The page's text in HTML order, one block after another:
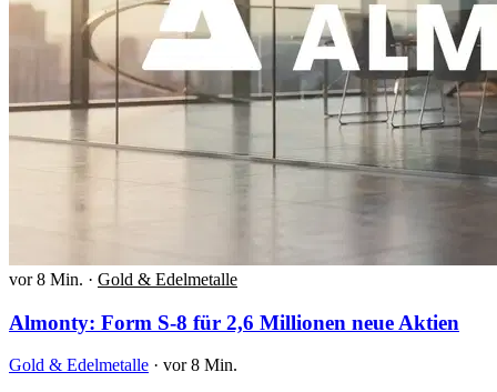
vor 8 Min. · Gold & Edelmetalle
Almonty: Form S-8 für 2,6 Millionen neue Aktien
Gold & Edelmetalle · vor 8 Min.